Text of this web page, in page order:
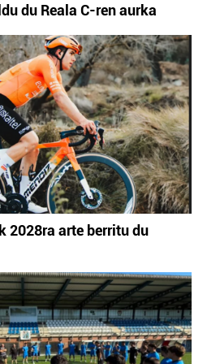
du Reala C-ren aurka
2028ra arte berritu du